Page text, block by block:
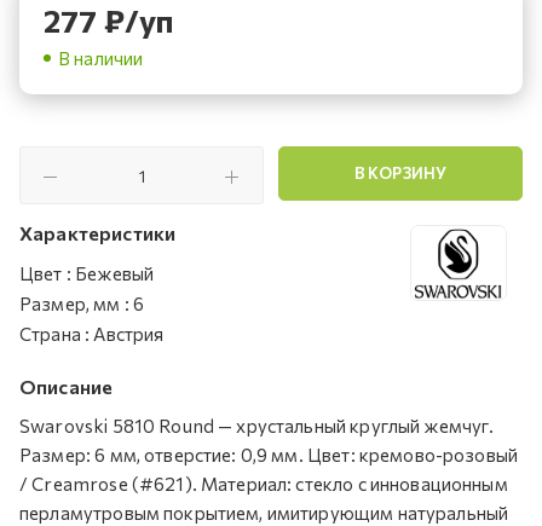
277 ₽/уп
В наличии
В КОРЗИНУ
Характеристики
Цвет : Бежевый
Размер, мм : 6
Страна : Австрия
Описание
Swarovski 5810 Round — хрустальный круглый жемчуг.
Размер: 6 мм, отверстие: 0,9 мм. Цвет: кремово-розовый
/ Creamrose (#621). Материал: стекло с инновационным
перламутровым покрытием, имитирующим натуральный